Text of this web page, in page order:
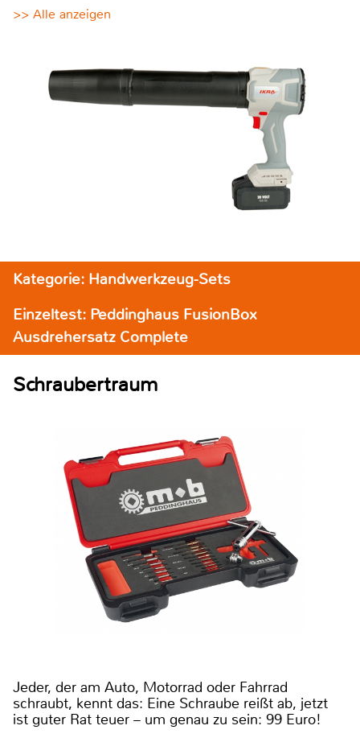
>> Alle anzeigen
Kategorie: Handwerkzeug-Sets
Einzeltest: Peddinghaus FusionBox
Ausdrehersatz Complete
Schraubertraum
Jeder, der am Auto, Motorrad oder Fahrrad
schraubt, kennt das: Eine Schraube reißt ab, jetzt
ist guter Rat teuer – um genau zu sein: 99 Euro!